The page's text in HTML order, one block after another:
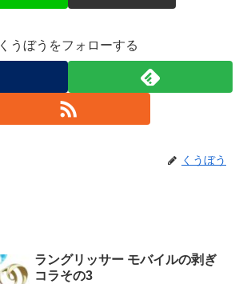
くうぼうをフォローする
くうぼう
ラングリッサー モバイルの剥ぎ
コラその3